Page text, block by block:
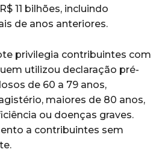
11 bilhões, incluindo
de anos anteriores.
privilegia contribuintes com
utilizou declaração pré-
de 60 a 79 anos,
maiores de 80 anos,
ou doenças graves.
a contribuintes sem